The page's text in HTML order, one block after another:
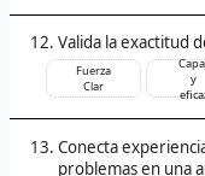
Valida la exactitud
Fuerza
Clar
y
Conecta
problemas en una